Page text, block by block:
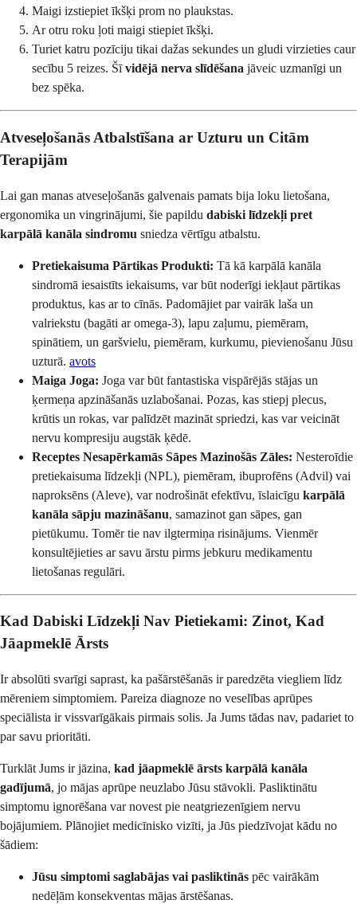
Maigi izstiepiet īkšķi prom no plaukstas.
Ar otru roku ļoti maigi stiepiet īkšķi.
Turiet katru pozīciju tikai dažas sekundes un gludi virzieties caur
secību 5 reizes. Šīvidējā nerva slīdēšana jāveic uzmanīgi un
bez spēka.
Atveseļošanās Atbalstīšana ar Uzturu un Citām
Terapijām
Lai gan manas atveseļošanās galvenais pamats bija loku lietošana,
ergonomika un vingrinājumi, šie papildu dabiski līdzekļi pret
karpālā kanāla sindromu sniedza vērtīgu atbalstu.
Pretiekaisuma Pārtikas Produkti: Tā kā karpālā kanāla
sindromā iesaistīts iekaisums, var būt noderīgi iekļaut pārtikas
produktus, kas ar to cīnās. Padomājiet par vairāk laša un
valriekstu (bagāti ar omega-3), lapu zaļumu, piemēram,
spinātiem, un garšvielu, piemēram, kurkumu, pievienošanu Jūsu
uzturā. avots
Maiga Joga: Joga var būt fantastiska vispārējās stājas un
ķermeņa apzināšanās uzlabošanai. Pozas, kas stiepj plecus,
krūtis un rokas, var palīdzēt mazināt spriedzi, kas var veicināt
nervu kompresiju augstāk ķēdē.
Receptes Nesapērkamās Sāpes Mazinošās Zāles: Nesteroīdie
pretiekaisuma līdzekļi (NPL), piemēram, ibuprofēns (Advil) vai
naproksēns (Aleve), var nodrošināt efektīvu, īslaicīgu karpālā
kanāla sāpju mazināšanu, samazinot gan sāpes, gan
pietūkumu. Tomēr tie nav ilgtermiņa risinājums. Vienmēr
konsultējieties ar savu ārstu pirms jebkuru medikamentu
lietošanas regulāri.
Kad Dabiski Līdzekļi Nav Pietiekami: Zinot, Kad
Jāapmeklē Ārsts
Ir absolūti svarīgi saprast, ka pašārstēšanās ir paredzēta viegliem līdz
mēreniem simptomiem. Pareiza diagnoze no veselības aprūpes
speciālista ir vissvarīgākais pirmais solis. Ja Jums tādas nav, padariet to
par savu prioritāti.
Turklāt Jums ir jāzina, kad jāapmeklē ārsts karpālā kanāla
gadījumā, jo mājas aprūpe neuzlabo Jūsu stāvokli. Pasliktinātu
simptomu ignorēšana var novest pie neatgriezenīgiem nervu
bojājumiem. Plānojiet medicīnisko vizīti, ja Jūs piedzīvojat kādu no
šādiem:
Jūsu simptomi saglabājas vai pasliktinās pēc vairākām
nedēļām konsekventas mājas ārstēšanas.